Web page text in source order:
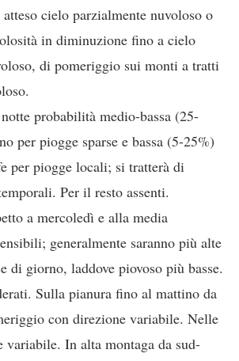
cielo parzialmente nuvoloso o
in diminuzione fino a cielo
di pomeriggio sui monti a tratti
probabilità medio-bassa (25-
per piogge sparse e bassa (5-25%)
per piogge locali; si tratterà di
Per il resto assenti.
a mercoledì e alla media
generalmente saranno più alte
di giorno, laddove piovoso più basse.
Sulla pianura fino al mattino da
con direzione variabile. Nelle
In alta montaga da sud-